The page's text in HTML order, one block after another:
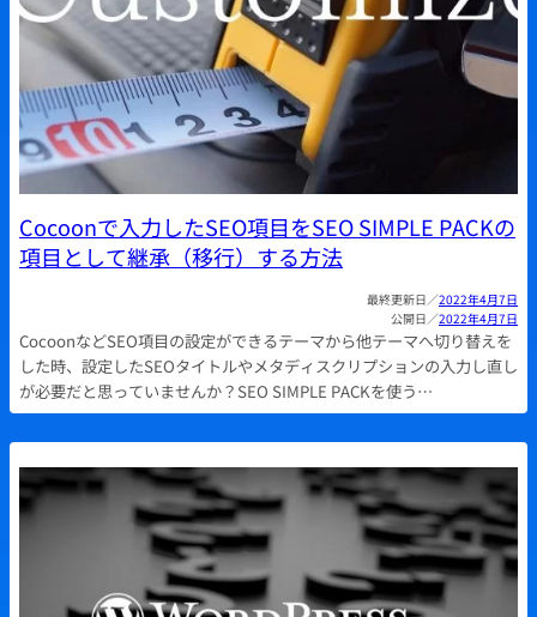
Cocoonで入力したSEO項目をSEO SIMPLE PACKの
項目として継承（移行）する方法
2022年4月7日
2022年4月7日
CocoonなどSEO項目の設定ができるテーマから他テーマへ切り替えを
した時、設定したSEOタイトルやメタディスクリプションの入力し直し
が必要だと思っていませんか？SEO SIMPLE PACKを使う…